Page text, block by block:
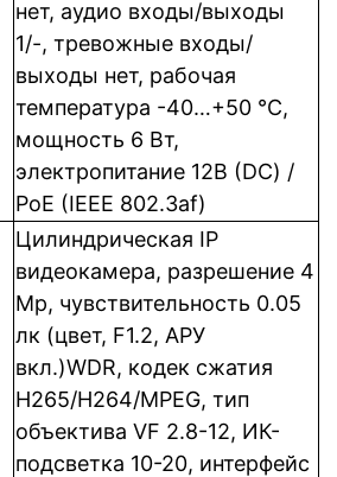
нет, аудио входы/выходы
1/-, тревожные входы/
выходы нет, рабочая
температура -40…+50 °C,
мощность 6 Вт,
электропитание 12В (DC) /
PoE (IEEE 802.3af)
Цилиндрическая IP
видеокамера, разрешение 4
Mp, чувствительность 0.05
лк (цвет, F1.2, АРУ
вкл.)WDR, кодек сжатия
Н265/H264/MPEG, тип
объектива VF 2.8-12, ИК-
подсветка 10-20, интерфейс